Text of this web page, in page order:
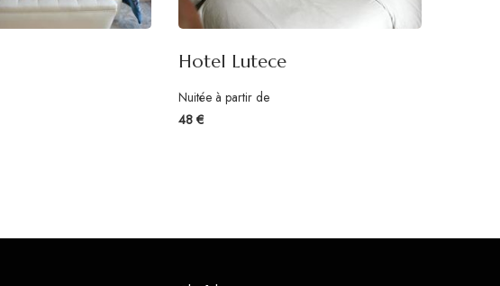
Hotel Lutece
Nuitée à partir de
48 €